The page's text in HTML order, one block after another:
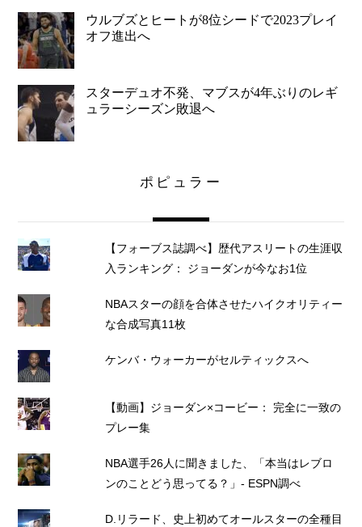
ウルブズとヒートが8位シードで2023プレイ
オフ進出へ
スターデュオ不発、マブスが4年ぶりのレギ
ュラーシーズン敗退へ
ポピュラー
【フォーブス誌調べ】歴代アスリートの生涯収
入ランキング： ジョーダンが今なお1位
NBAスターの顔を合体させたハイクオリティー
な合成写真11枚
ケンバ・ウォーカーがセルティックスへ
【動画】ジョーダン×コービー： 完全に一致の
プレー集
NBA選手26人に聞きました、「本当はレブロ
ンのことどう思ってる？」- ESPN調べ
D.リラード、史上初めてオールスターの全種目